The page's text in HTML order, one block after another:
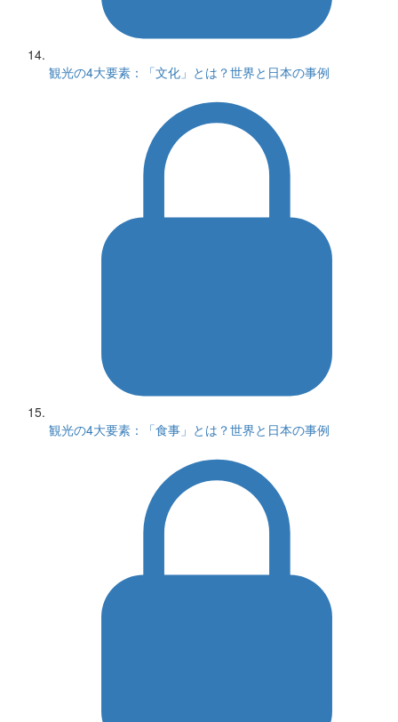
観光の4大要素：「文化」とは？世界と日本の事例
観光の4大要素：「食事」とは？世界と日本の事例